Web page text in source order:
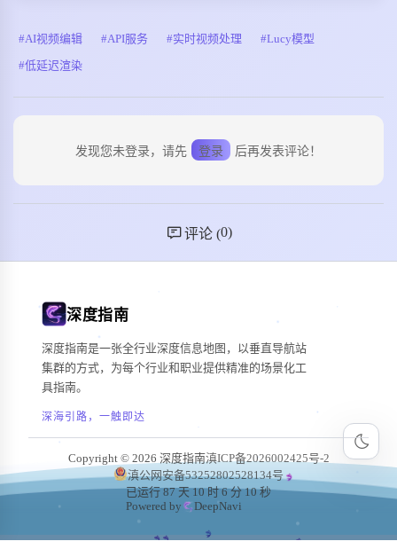
AI视频编辑 API服务 实时视频处理
Lucy模型
低延迟渲染
发现您未登录，请先 登录 后再发表评论！
评论 (0)
深度指南
深度指南是一张全行业深度信息地图，以垂直导航站
集群的方式，为每个行业和职业提供精准的场景化工
具指南。
深海引路，一触即达
Copyright © 2026 深度指南滇ICP备2026002425号-2
滇公网安备53252802528134号
已运行 87 天 10 时 6 分 12 秒
Powered by
DeepNavi